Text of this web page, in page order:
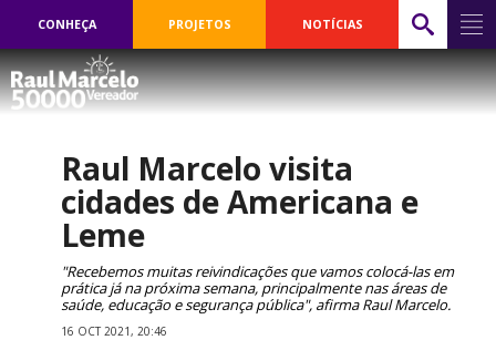
CONHEÇA PROJETOS NOTÍCIAS
Raul Marcelo visita
cidades de Americana e
Leme
"Recebemos muitas reivindicações que vamos colocá-las em
prática já na próxima semana, principalmente nas áreas de
saúde, educação e segurança pública", afirma Raul Marcelo.
16 OCT 2021, 20:46